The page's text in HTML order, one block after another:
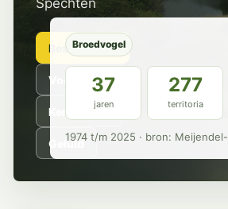
Spechten
Beschrijving
Voorkomen
Kenmerken
Geluid
Broedvogel
37
jaren
277
territoria
1974 t/m 2025 · bron: